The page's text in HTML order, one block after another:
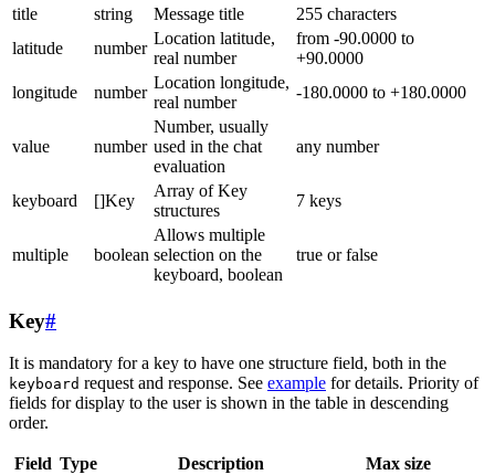
title
string Message title
255 characters
latitude
number
Location latitude,
real number
from -90.0000 to
+90.0000
longitude
number
Location longitude,
real number
-180.0000 to +180.0000
value number
Number, usually
used in the chat
evaluation
any number
keyboard []Key
Array of Key
structures
7 keys
multiple boolean
Allows multiple
selection on the
keyboard, boolean
true or false
Key#
It is mandatory for a key to have one structure field, both in the
keyboard request and response. See example for details. Priority of
fields for display to the user is shown in the table in descending
order.
Field Type Description
Max size